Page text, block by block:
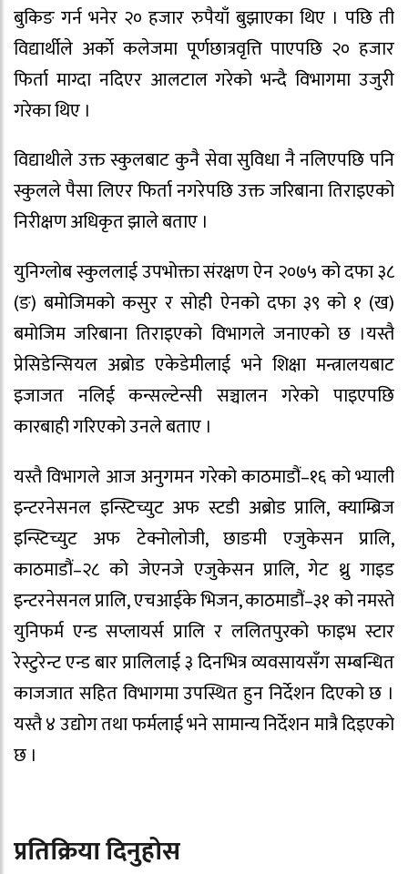
बुकिङ गर्न भनेर २० हजार रुपैयाँ बुझाएका थिए । पछि ती
विद्यार्थीले अर्काे कलेजमा पूर्णछात्रवृत्ति पाएपछि २० हजार
फिर्ता माग्दा नदिएर आलटाल गरेको भन्दै विभागमा उजुरी
गरेका थिए ।
विद्याथीले उक्त स्कुलबाट कुनै सेवा सुविधा नै नलिएपछि पनि
स्कुलले पैसा लिएर फिर्ता नगरेपछि उक्त जरिबाना तिराइएको
निरीक्षण अधिकृत झाले बताए ।
युनिग्लोब स्कुललाई उपभोक्ता संरक्षण ऐन २०७५ को दफा ३८
(ङ) बमोजिमको कसुर र सोही ऐनको दफा ३९ को १ (ख)
बमोजिम जरिबाना तिराइएको विभागले जनाएको छ ।यस्तै
प्रेसिडेन्सियल अब्रोड एकेडेमीलाई भने शिक्षा मन्त्रालयबाट
इजाजत नलिई कन्सल्टेन्सी सञ्चालन गरेको पाइएपछि
कारबाही गरिएको उनले बताए ।
यस्तै विभागले आज अनुगमन गरेको काठमाडौं–१६ को भ्याली
इन्टरनेसनल इन्स्टिच्युट अफ स्टडी अब्रोड प्रालि, क्याम्ब्रिज
इन्स्टिच्युट अफ टेक्नोलोजी, छाङमी एजुकेसन प्रालि,
काठमाडौं–२८ को जेएनजे एजुकेसन प्रालि, गेट थ्रु गाइड
इन्टरनेसनल प्रालि, एचआईके भिजन, काठमाडौं–३१ को नमस्ते
युनिफर्म एन्ड सप्लायर्स प्रालि र ललितपुरको फाइभ स्टार
रेस्टुरेन्ट एन्ड बार प्रालिलाई ३ दिनभित्र व्यवसायसँग सम्बन्धित
काजजात सहित विभागमा उपस्थित हुन निर्देशन दिएको छ ।
यस्तै ४ उद्योग तथा फर्मलाई भने सामान्य निर्देशन मात्रै दिइएको
छ ।
प्रतिक्रिया दिनुहोस